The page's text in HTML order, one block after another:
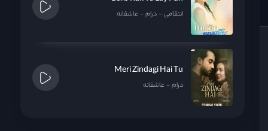
انتقامی درام عاشقانه
Meri Zindagi Hai Tu
درام عاشقانه